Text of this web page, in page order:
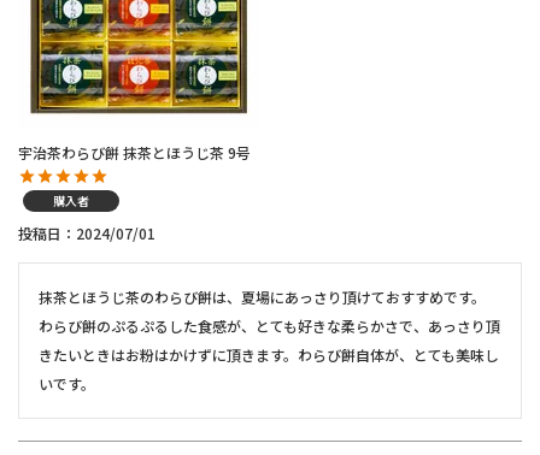
宇治茶わらび餅 抹茶とほうじ茶 9号
購入者
投稿日 2024/07/01
抹茶とほうじ茶のわらび餅は、夏場にあっさり頂けておすすめです。
わらび餅のぷるぷるした食感が、とても好きな柔らかさで、あっさり頂
きたいときはお粉はかけずに頂きます。わらび餅自体が、とても美味し
いです。